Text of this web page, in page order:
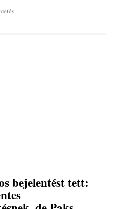
bejelentést tett: